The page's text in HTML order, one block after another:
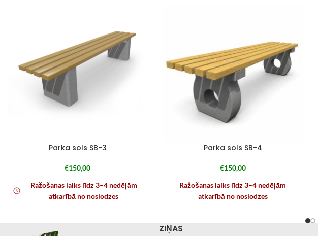
Parka sols SB-3
€150,00
Ražošanas laiks līdz 3–4 nedēļām
atkarībā no noslodzes
Parka sols SB-4
€150,00
Ražošanas laiks līdz 3–4 nedēļām
atkarībā no noslodzes
ZIŅAS